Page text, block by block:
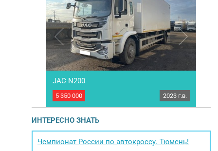
двигателя:
класс: 5
Рефрижератор JAC N200 Год выпуска: 2023
Модель двигателя: Cummins ISD285
Экологический класс: 5 Тип тормозов:
Дисковые Тип подвески: Рессорная
JAC N200
5 350 000 2023 г.в.
ИНТЕРЕСНО ЗНАТЬ
Чемпионат России по автокроссу. Тюмень!